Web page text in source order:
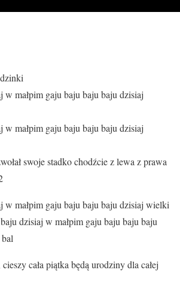
w małpim gaju baju baju baju dzisiaj
w małpim gaju baju baju baju dzisiaj
swoje stadko chodźcie z lewa z prawa
w małpim gaju baju baju baju dzisiaj wielki
dzisiaj w małpim gaju baju baju baju
cała piątka będą urodziny dla całej